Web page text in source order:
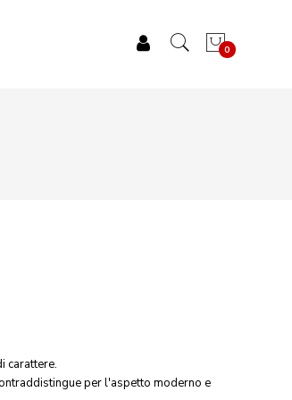
0
carattere.
per l'aspetto moderno e